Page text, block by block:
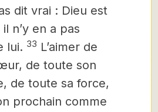
dit vrai : Dieu est
n’y en a pas
lui. 33 L’aimer de
de toute son
de toute sa force,
prochain comme